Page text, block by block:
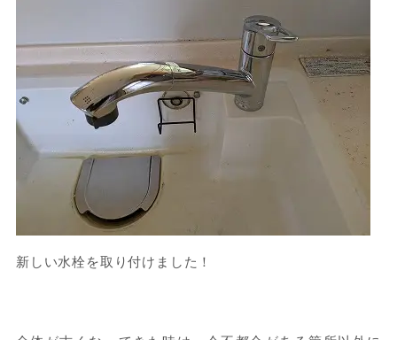
新しい水栓を取り付けました！